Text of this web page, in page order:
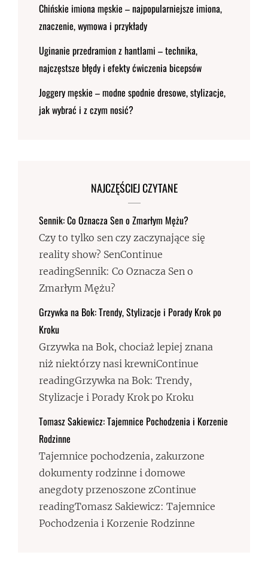
Chińskie imiona męskie – najpopularniejsze imiona,
znaczenie, wymowa i przykłady
Uginanie przedramion z hantlami – technika,
najczęstsze błędy i efekty ćwiczenia bicepsów
Joggery męskie – modne spodnie dresowe, stylizacje,
jak wybrać i z czym nosić?
NAJCZĘŚCIEJ CZYTANE
Sennik: Co Oznacza Sen o Zmarłym Mężu?
Czy to tylko sen czy zaczynające się
reality show? SenContinue
readingSennik: Co Oznacza Sen o
Zmarłym Mężu?
Grzywka na Bok: Trendy, Stylizacje i Porady Krok po
Kroku
Grzywka na Bok, chociaż lepiej znana
niż niektórzy nasi krewniContinue
readingGrzywka na Bok: Trendy,
Stylizacje i Porady Krok po Kroku
Tomasz Sakiewicz: Tajemnice Pochodzenia i Korzenie
Rodzinne
Tajemnice pochodzenia, zakurzone
dokumenty rodzinne i domowe
anegdoty przenoszone zContinue
readingTomasz Sakiewicz: Tajemnice
Pochodzenia i Korzenie Rodzinne